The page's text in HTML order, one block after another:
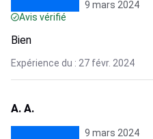
9 mars 2024
Avis vérifié
Bien
Expérience du : 27 févr. 2024
A. A.
9 mars 2024